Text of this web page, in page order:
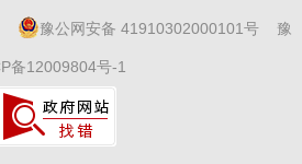
豫公网安备 41910302000101号 豫
备12009804号-1